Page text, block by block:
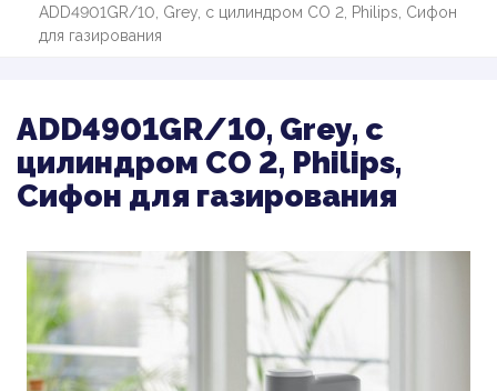
ADD4901GR/10, Grey, c цилиндром CO 2, Philips, Сифон
для газирования
ADD4901GR/10, Grey, c
цилиндром CO 2, Philips,
Сифон для газирования